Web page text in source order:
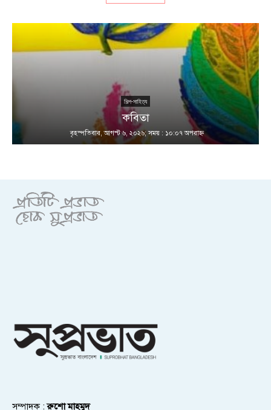
শিল্প-সাহিত্য
কবিতা
বৃহস্পতিবার, আগস্ট ৬, ২০২৬; সময় : ১০:০৭ অপরাহ্ণ
সম্পাদক :রুশো মাহমুদ